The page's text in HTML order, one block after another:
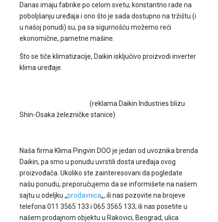
Danas imaju fabrike po celom svetu; konstantno rade na
poboljšanju uređaja i ono što je sada dostupno na tržištu (i
u našoj ponudi) su, pa sa sigurnošću možemo reći
ekonomične, pametne mašine.
Što se tiče klimatizacije, Daikin isključivo proizvodi inverter
klima uređaje.
(reklama Daikin Industries blizu
Shin-Osaka železničke stanice)
Naša firma Klima Pingvin DOO je jedan od uvoznika brenda
Daikin, pa smo u ponudu uvrstili dosta uređaja ovog
proizvođača. Ukoliko ste zainteresovani da pogledate
našu ponudu, preporučujemo da se informišete na našem
sajtu u odeljku „prodavnica„, ili nas pozovite na brojeve
telefona 011 3565 133 i 065 3565 133; ili nas posetite u
našem prodajnom objektu u Rakovici, Beograd, ulica